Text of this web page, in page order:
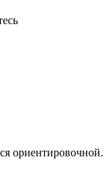
ориентировочной.